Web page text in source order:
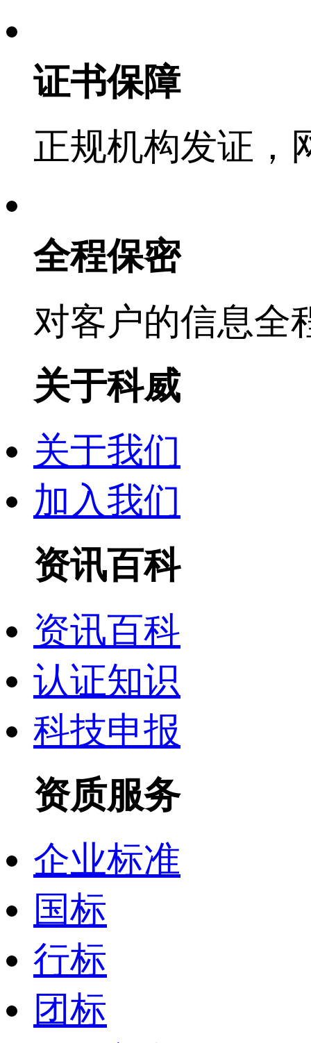
证书保障
正规机构发证，
全程保密
对客户的信息全
关于科威
关于我们
加入我们
资讯百科
资讯百科
认证知识
科技申报
资质服务
企业标准
国标
行标
团标